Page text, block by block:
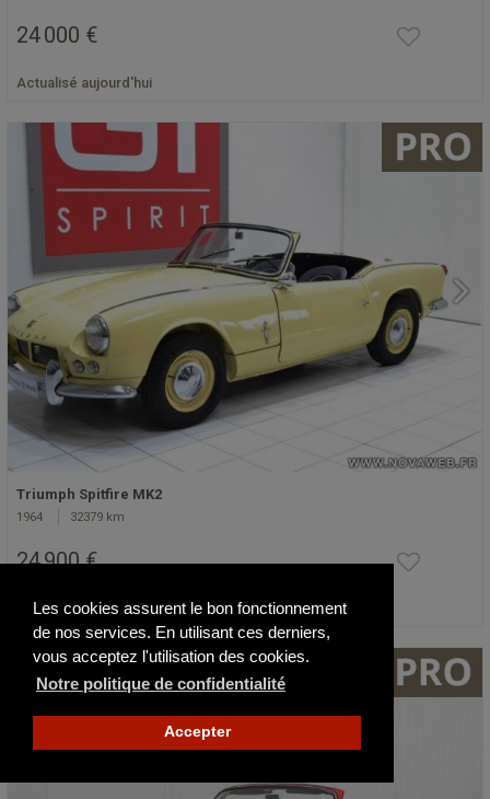
Les cookies assurent le bon fonctionnement
de nos services. En utilisant ces derniers,
vous acceptez l'utilisation des cookies.
Notre politique de confidentialité
Accepter
24 000 €
Actualisé aujourd'hui
Triumph Spitfire MK2
1964 32379 km
24 900 €
Actualisé il y a 3 jours